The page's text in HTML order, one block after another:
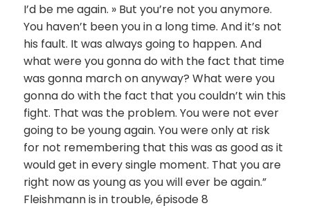
I’d be me again. » But you’re not you anymore.
You haven’t been you in a long time. And it’s not
his fault. It was always going to happen. And
what were you gonna do with the fact that time
was gonna march on anyway? What were you
gonna do with the fact that you couldn’t win this
fight. That was the problem. You were not ever
going to be young again. You were only at risk
for not remembering that this was as good as it
would get in every single moment. That you are
right now as young as you will ever be again.”
Fleishmann is in trouble, épisode 8